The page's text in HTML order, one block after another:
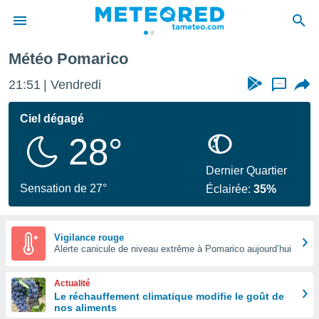
de
Météo Pomarico
21:51 Vendredi ...
Ciel dégagé
28°
Sensation de 27°
Dernier Quartier
Éclairée:35%
Vigilance rouge
Alerte canicule de niveau extrême à Pomarico aujourd’hui
Actualité
Le réchauffement climatique modifie le goût de
nos aliments